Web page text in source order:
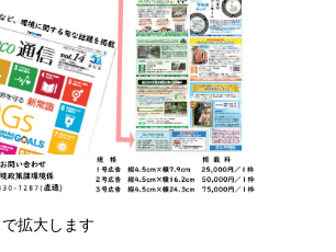
拡大します